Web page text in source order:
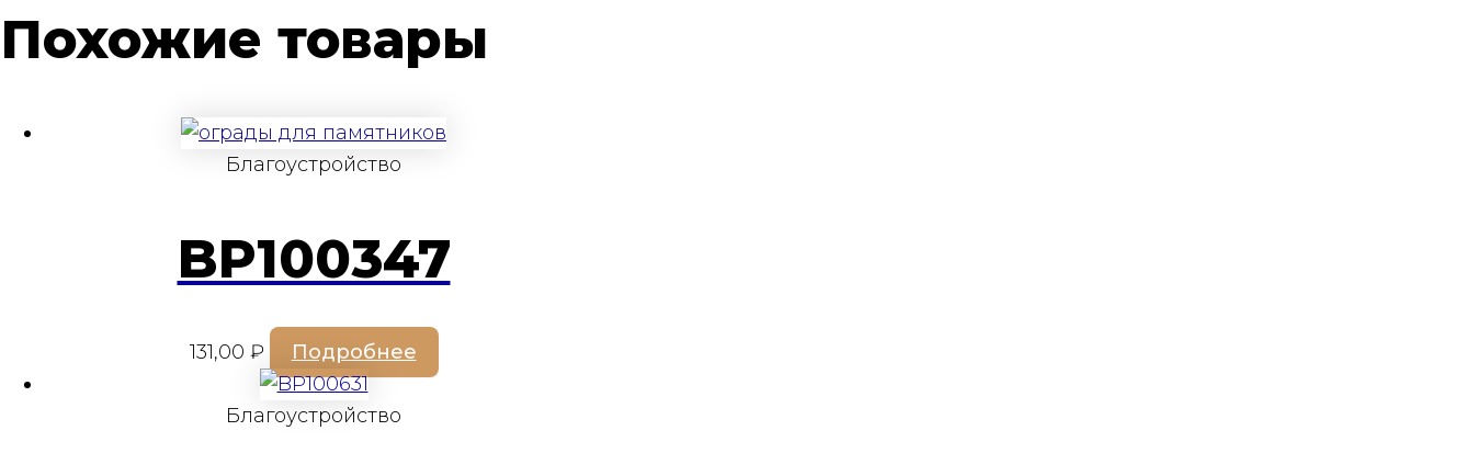
Похожие товары
Благоустройство
BP100347
131,00 ₽ Подробнее
Благоустройство